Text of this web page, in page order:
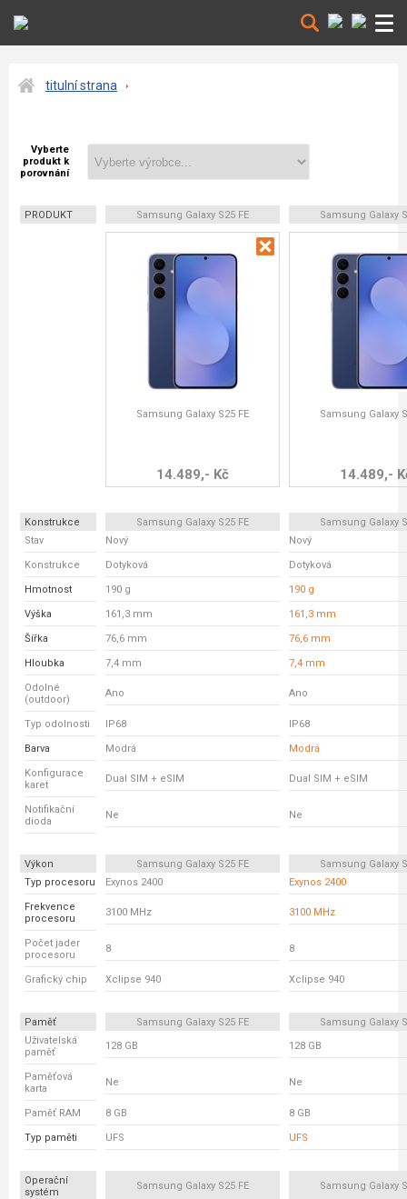
titulní strana
Vyberte
produkt k
porovnání
PRODUKT Samsung Galaxy S25 FE Samsung Galaxy
Samsung Galaxy S25 FE
14.489,- Kč
Samsung Galaxy
14.489,-
Konstrukce Samsung Galaxy S25 FE
Samsung Galaxy
Stav
Nový Nový
Konstrukce Dotyková Dotyková
Hmotnost 190 g 190 g
Výška 161,3 mm 161,3 mm
Šířka 76,6 mm 76,6 mm
Hloubka 7,4 mm 7,4 mm
Odolné
(outdoor)
Ano Ano
Typ odolnosti IP68 IP68
Barva Modrá Modrá
Konfigurace
karet
Dual SIM + eSIM Dual SIM + eSIM
Notifikační
dioda
Ne Ne
Výkon Samsung Galaxy S25 FE
Samsung Galaxy
Typ procesoru
Exynos 2400 Exynos 2400
Frekvence
procesoru
3100 MHz 3100 MHz
Počet jader
procesoru
8 8
Grafický chip Xclipse 940 Xclipse 940
Paměť Samsung Galaxy S25 FE
Samsung Galaxy
Uživatelská
paměť
128 GB 128 GB
Paměťová
karta
Ne Ne
Paměť RAM 8 GB 8 GB
Typ paměti UFS UFS
Operační
systém
Samsung Galaxy S25 FE Samsung Galaxy